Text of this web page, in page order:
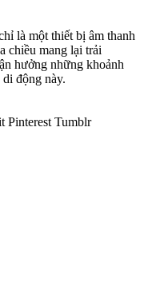
là một thiết bị âm thanh
chiều mang lại trải
hưởng những khoảnh
động này.
Pinterest Tumblr